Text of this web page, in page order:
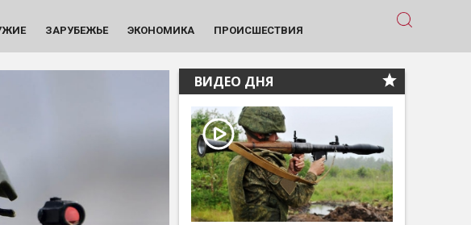
ЗАРУБЕЖЬЕ ЭКОНОМИКА ПРОИСШЕСТВИЯ
ВИДЕО ДНЯ